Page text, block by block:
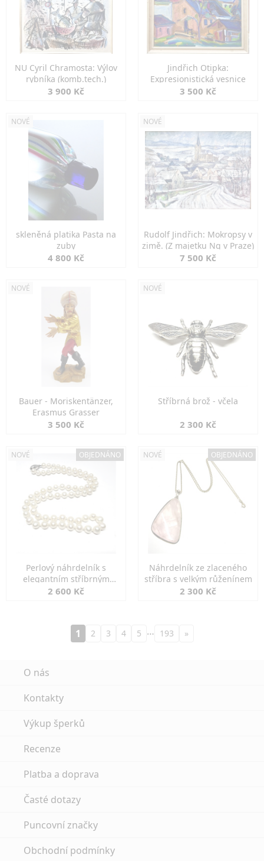
NU Cyril Chramosta: Výlov
rybníka (komb.tech.)
3 900 Kč
Jindřich Otipka:
Expresionistická vesnice
3 500 Kč
NOVÉ
skleněná platika Pasta na
zuby
4 800 Kč
NOVÉ
Rudolf Jindřich: Mokropsy v
zimě. (Z majetku Ng v Praze)
7 500 Kč
NOVÉ
Bauer - Moriskentänzer,
Erasmus Grasser
3 500 Kč
NOVÉ
Stříbrná brož - včela
2 300 Kč
NOVÉ OBJEDNÁNO
Perlový náhrdelník s
elegantním stříbrným
zapínáním
2 600 Kč
NOVÉ OBJEDNÁNO
Náhrdelník ze zlaceného
stříbra s velkým růženínem
2 300 Kč
1 2 3 4 5 … 193 »
O nás
Kontakty
Výkup šperků
Recenze
Platba a doprava
Časté dotazy
Puncovní značky
Obchodní podmínky